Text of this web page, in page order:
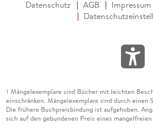
Datenschutz AGB Impressum
1 Mängelexemplare sind Bücher mit leichten
einschränken. Mängelexemplare sind durch einen
Die frühere Buchpreisbindung ist aufgehoben.
sich auf den gebundenen Preis eines mangelfreien